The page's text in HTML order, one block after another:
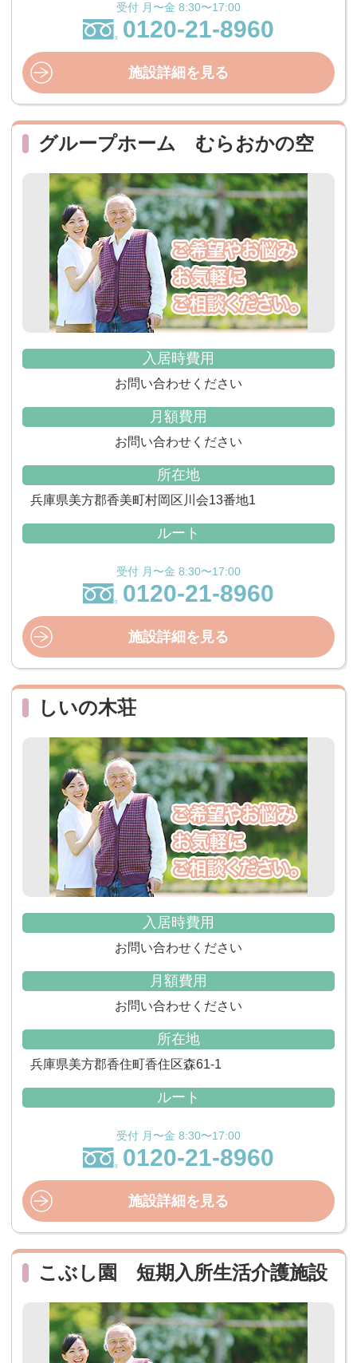
受付 月〜金 8:30〜17:00
0120-21-8960
施設詳細を見る
グループホーム むらおかの空
入居時費用
お問い合わせください
月額費用
お問い合わせください
所在地
兵庫県美方郡香美町村岡区川会13番地1
ルート
受付 月〜金 8:30〜17:00
0120-21-8960
施設詳細を見る
しいの木荘
入居時費用
お問い合わせください
月額費用
お問い合わせください
所在地
兵庫県美方郡香住町香住区森61-1
ルート
受付 月〜金 8:30〜17:00
0120-21-8960
施設詳細を見る
こぶし園 短期入所生活介護施設